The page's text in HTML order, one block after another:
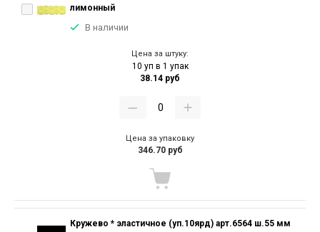
лимонный
В наличии
Цена за штуку:
10 уп в 1 упак
38.14 руб
Цена за упаковку
346.70 руб
Кружево * эластичное (уп.10ярд) арт.6564 ш.55 мм